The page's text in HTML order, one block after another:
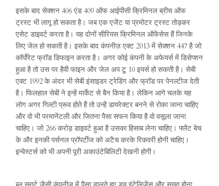
इसके बाद सेक्शन 406 एंड 409 ऑफ आईपीसी क्रिमिनल ब्रीच ऑफ
ट्रस्ट भी लागू हो सकता है। जब एक एजेंट या प्रमोटर ट्रस्ट तोड़कर
एसेट डाइवर्ट करता है। यह दोनों सीरियस क्रिमिनल ऑफेंसेस हैं जिनके
लिए जेल हो सकती है। इसके बाद कंपनीज़ एक्ट 2013 में सेक्शन 447 है जो
कॉर्पोरेट फ्रॉड डिफाइन करता है। अगर कोई कंपनी के अफेयर्स में डिसेप्शन
हुआ है तो उस पर हैवी फाइन और जेल अप टू 10 इयर्स हो सकती है। सेबी
एक्ट 1992 के अंदर भी सेबी इंसाइडर ट्रेडिंग और फ्रॉड पर पेनल्टीज देती
है। फिलहाल सेबी ने इन्हें मार्केट से बैन किया है। लेकिन आगे चलके यह
लोग अगर गिल्टी प्रूव होते हैं तो उन्हें डायरेक्टर बनने से रोका जाना चाहिए
और वो भी परमानेंटली और जितना पैसा सफन किया है वो वसूला जाना
चाहिए। जो 266 करोड़ डाइवर्ट हुआ है उसका हिसाब लेना चाहिए। फ्लैट बेच
के और इनकी पर्सनल प्रॉपर्टीज को अटैच करके रिकवरी होनी चाहिए।
इन्वेस्टर्स को भी अपनी पूरी अकाउंटेबिलिटी देखनी होगी।